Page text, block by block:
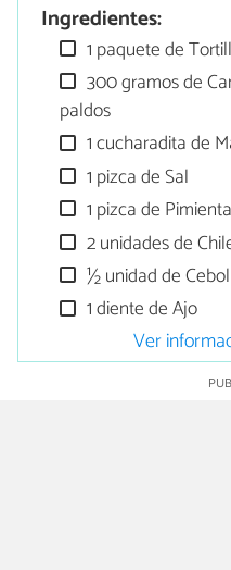
Ingredientes:
1 paquete de
300 gramos de
paldos
1 cucharadita de
1 pizca de Sal
1 pizca de Pimienta
2 unidades de
½ unidad de
1 diente de Ajo
Ver